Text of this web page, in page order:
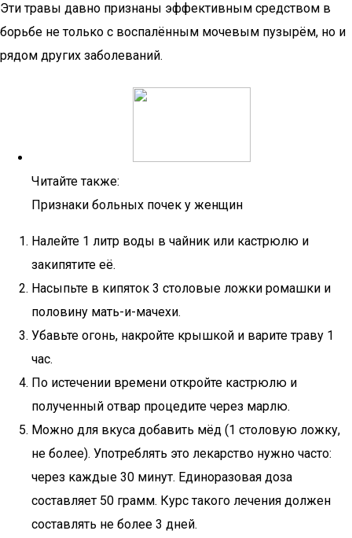
Эти травы давно признаны эффективным средством в
борьбе не только с воспалённым мочевым пузырём, но и
рядом других заболеваний.
Читайте также:
Признаки больных почек у женщин
Налейте 1 литр воды в чайник или кастрюлю и
закипятите её.
Насыпьте в кипяток 3 столовые ложки ромашки и
половину мать-и-мачехи.
Убавьте огонь, накройте крышкой и варите траву 1
час.
По истечении времени откройте кастрюлю и
полученный отвар процедите через марлю.
Можно для вкуса добавить мёд (1 столовую ложку,
не более). Употреблять это лекарство нужно часто:
через каждые 30 минут. Единоразовая доза
составляет 50 грамм. Курс такого лечения должен
составлять не более 3 дней.